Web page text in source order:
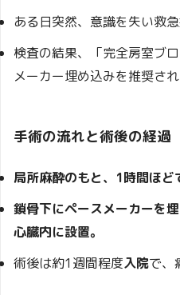
ある日突然、意識を失い救急
検査の結果、「完全房室ブ
メーカー埋め込みを推奨され
手術の流れと術後の経過
局所麻酔のもと、1時間ほど
鎖骨下にペースメーカーを
心臓内に設置。
術後は約1週間程度入院で、